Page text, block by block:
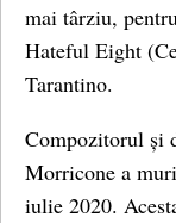
mai târziu,
Hateful Eight
Tarantino.
Compozitorul și
Morricone a
iulie 2020.